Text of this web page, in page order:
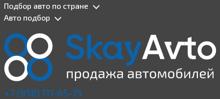
Подбор авто по стране
Авто подбор
+7 (958) 111-65-75